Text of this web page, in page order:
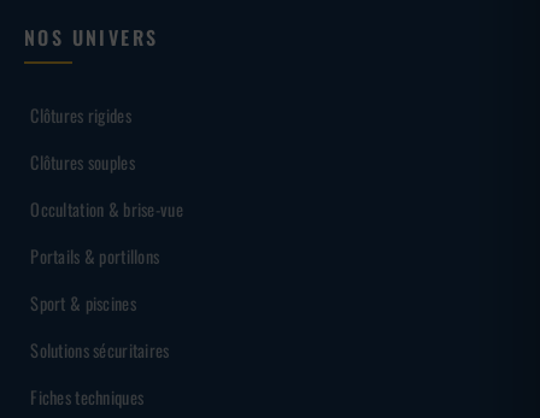
NOS UNIVERS
Clôtures rigides
Clôtures souples
Occultation & brise-vue
Portails & portillons
Sport & piscines
Solutions sécuritaires
Fiches techniques